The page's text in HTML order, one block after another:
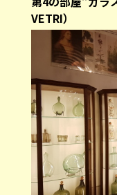
VETRI）